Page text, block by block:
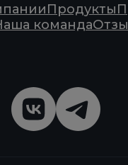
Продукты
команда